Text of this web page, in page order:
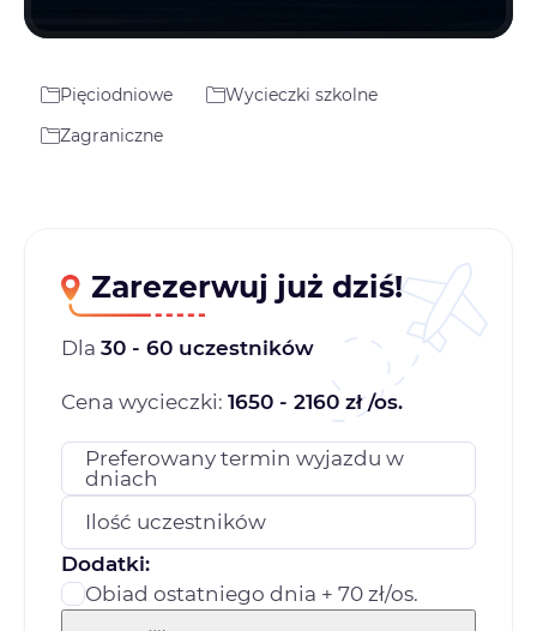
Pięciodniowe
Wycieczki szkolne
Zagraniczne
Zarezerwuj już dziś!
Dla 30 - 60 uczestników
Cena wycieczki: 1650 - 2160 zł /os.
Preferowany termin wyjazdu w
dniach
Ilość uczestników
Dodatki:
Obiad ostatniego dnia + 70 zł/os.